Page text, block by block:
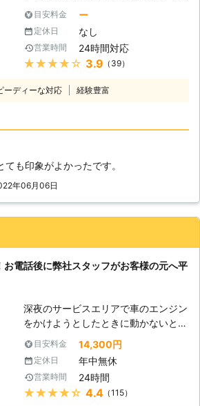
バッテリー上がりを放置してしまう
と、タンク内のガソリンが固まって詰
まりを引き起こす恐れがあります。そ
のため、車のバッテリー上がりはすぐ
にでも解消する必要があるのです。
きは、「株式会社クイックキャット」
てしまったからです。車のエンジンは
バッテリー内の電気を利用して動きだ
って動かなくなってしまいます。
できます 車のバッテリーが上がって
しまったことに気づくのは、車を運転
しようとしたけれどうんともすんとも
動かないときです。実際に運転をしよ
うとしたその瞬間に気が付くので、時
間的に余裕がないことも多いでしょ
う。 そんなときこそ、弊社「株式会
目安料金 ー
定休日 なし
営業時間 24時間対応
★★★★★ 3.9 （39）
ーディーな対応 経験豊富
も印象がよかったです。
年06月06日
電話後に弊社スタッフがお客様の元へ平
深夜のサービスエリアで車のエンジン
をかけようとしたときに動かないと、
困ってしまいますよね。エンジンがか
からなければ自宅にも帰れない、観光
もできないので八方塞がりです。 そ
んなときこそ、弊社「LＩMO」がお
客様の元へすぐに駆けつけてお助けし
目安料金 14,300円
定休日 年中無休
営業時間 24時間
★★★★★ 4.4（115）